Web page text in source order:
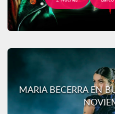
MARIA BECERRA EN